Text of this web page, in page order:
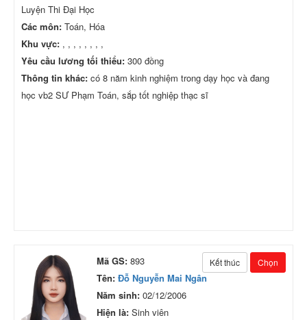
Luyện Thi Đại Học
Các môn: Toán, Hóa
Khu vực: , , , , , , , ,
Yêu cầu lương tối thiểu: 300 đồng
Thông tin khác: có 8 năm kinh nghiệm trong dạy học và đang
học vb2 SƯ Phạm Toán, sắp tốt nghiệp thạc sĩ
Kết thúc Chọn
Mã GS: 893
Tên: Đỗ Nguyễn Mai Ngân
Năm sinh: 02/12/2006
Hiện là: Sinh viên